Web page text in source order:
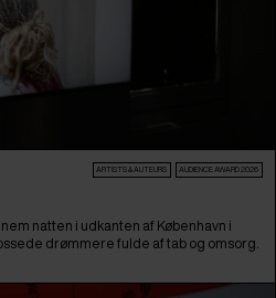
ARTISTS & AUTEURS AUDIENCE AWARD 2026
natten i udkanten af København i
drømmere fulde af tab og omsorg.